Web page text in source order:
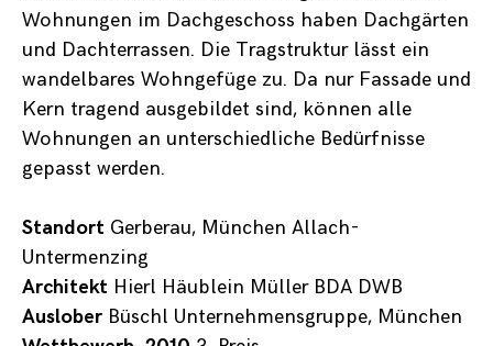
Wohnungen im Dachgeschoss haben Dachgärten
und Dachterrassen. Die Tragstruktur lässt ein
wandelbares Wohngefüge zu. Da nur Fassade und
Kern tragend ausgebildet sind, können alle
Wohnungen an unterschiedliche Bedürfnisse
gepasst werden.
Standort Gerberau, München Allach-
Untermenzing
Architekt Hierl Häublein Müller BDA DWB
AusloberBüschl Unternehmensgruppe, München